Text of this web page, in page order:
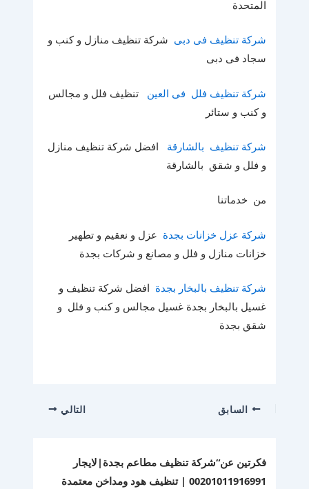
المتحدة
شركة تنظيف فى دبى شركة تنظيف منازل و كنب و
سجاد فى دبى
شركة تنظيف فلل فى العين تنظيف فلل و مجالس
و كنب و ستائر
شركة تنظيف بالشارقة افضل شركة تنظيف منازل
و فلل و شقق بالشارقة
من خدماتنا
شركة عزل خزانات بجدة عزل و نعقيم و تطهير
خزانات منازل و فلل و مصانع و شركات بجدة
شركة تنظيف بالبخار بجدة افضل شركة تنظيف و
غسيل بالبخار بجدة غسيل مجالس و كنب و فلل و
شقق بجدة
السابق التالي
فكرتين عن“شركة تنظيف مطاعم بجدة|لايجار
00201011916991 | تنظيف هود ومداخن معتمدة